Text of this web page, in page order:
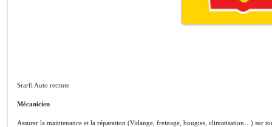
Srarfi Auto recrute
Mécanicien
Assurer la maintenance et la réparation (Vidange, freinage, bougies, climatisation…) sur